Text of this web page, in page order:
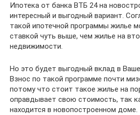
Ипотека от банка ВТБ 24 на
интересный и выгодный вариант.
такой ипотечной программы жилье
ставкой чуть выше, чем жилье на
недвижимости.
Но это будет выгодный вклад в
Взнос по такой программе почти
потому что стоит такое жилье на
оправдывает свою стоимость, так
находится в новопостроенном доме.